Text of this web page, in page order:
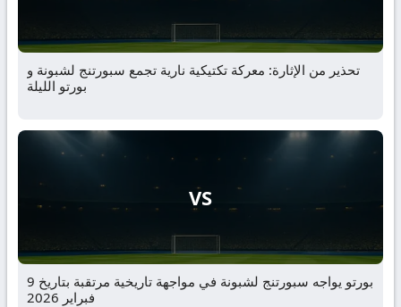
تحذير من الإثارة: معركة تكتيكية نارية تجمع سبورتنج لشبونة و
بورتو الليلة
VS
بورتو يواجه سبورتنج لشبونة في مواجهة تاريخية مرتقبة بتاريخ 9
فبراير 2026